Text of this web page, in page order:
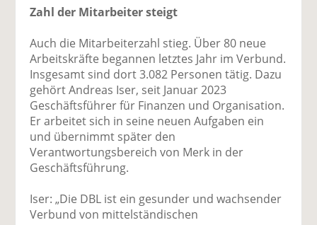
Zahl der Mitarbeiter steigt
Auch die Mitarbeiterzahl stieg. Über 80 neue
Arbeitskräfte begannen letztes Jahr im Verbund.
Insgesamt sind dort 3.082 Personen tätig. Dazu
gehört Andreas Iser, seit Januar 2023
Geschäftsführer für Finanzen und Organisation.
Er arbeitet sich in seine neuen Aufgaben ein
und übernimmt später den
Verantwortungsbereich von Merk in der
Geschäftsführung.
Iser: „Die DBL ist ein gesunder und wachsender
Verbund von mittelständischen